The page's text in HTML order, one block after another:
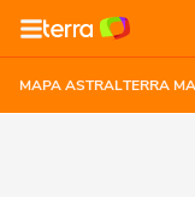
MAPA ASTRALTERRA